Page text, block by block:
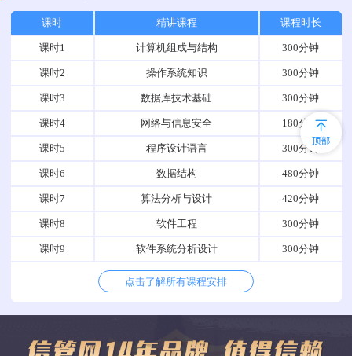
课时 精讲课程 课程时长
课时1 计算机组成与结构 300分钟
课时2 操作系统知识 300分钟
课时3 数据库技术基础 300分钟
课时4 网络与信息安全 180分钟
课时5 程序设计语言 300分钟
课时6 数据结构 480分钟
课时7 算法分析与设计 420分钟
课时8 软件工程 300分钟
课时9 软件系统分析设计 300分钟
点击了解所有课程安排